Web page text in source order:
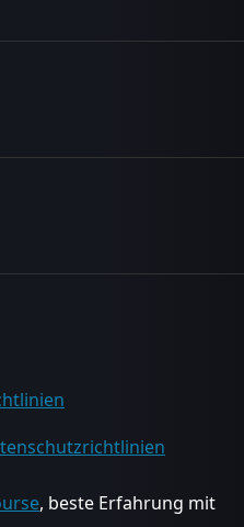
, beste Erfahrung mit